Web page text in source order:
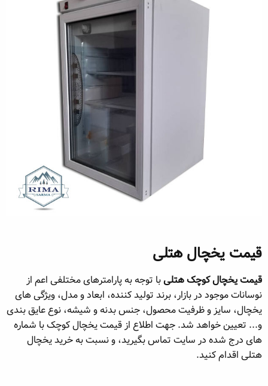
قیمت یخچال هتلی​
قیمت یخچال کوچک هتلیبا توجه به پارامترهای مختلفی اعم از
نوسانات موجود در بازار، برند تولید کننده، ابعاد و مدل، ویژگی های
یخچال، سایز و ظرفیت محصول، جنس بدنه و شیشه، نوع عایق بندی
و... تعیین خواهد شد. جهت اطلاع از قیمت یخچال کوچک با شماره
های درج شده در سایت تماس بگیرید، و نسبت به خرید یخچال
هتلی اقدام کنید.